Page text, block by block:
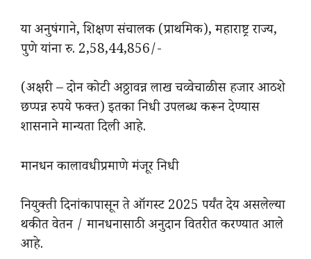
या अनुषंगाने, शिक्षण संचालक (प्राथमिक), महाराष्ट्र राज्य,
पुणे यांना रु. 2,58,44,856/-
(अक्षरी – दोन कोटी अठ्ठावन्न लाख चव्वेचाळीस हजार आठशे
छप्पन्न रुपये फक्त) इतका निधी उपलब्ध करून देण्यास
शासनाने मान्यता दिली आहे.
मानधन कालावधीप्रमाणे मंजूर निधी
नियुक्ती दिनांकापासून ते ऑगस्ट 2025 पर्यंत देय असलेल्या
थकीत वेतन / मानधनासाठी अनुदान वितरीत करण्यात आले
आहे.